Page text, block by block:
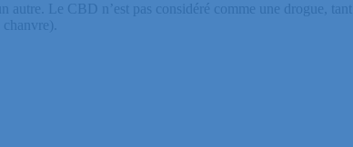
Le CBD n’est pas considéré comme une drogue, tant